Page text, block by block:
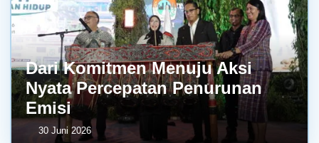
Dari Komitmen Menuju Aksi
Nyata Percepatan Penurunan
Emisi
30 Juni 2026